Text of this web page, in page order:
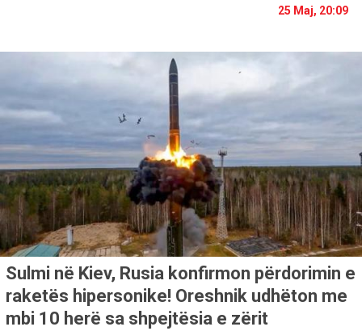
25 Maj, 20:09
Sulmi në Kiev, Rusia konfirmon përdorimin e
raketës hipersonike! Oreshnik udhëton me
mbi 10 herë sa shpejtësia e zërit